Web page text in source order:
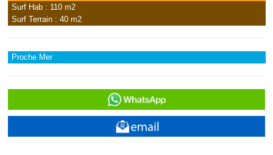
Surf Hab : 110 m2
Surf Terrain : 40 m2
Proche Mer